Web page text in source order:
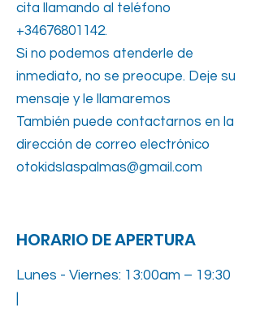
cita llamando al teléfono
+34676801142.
Si no podemos atenderle de
inmediato, no se preocupe. Deje su
mensaje y le llamaremos
También puede contactarnos en la
dirección de correo electrónico
otokidslaspalmas@gmail.com
HORARIO DE APERTURA
Lunes - Viernes: 13:00am – 19:30
|